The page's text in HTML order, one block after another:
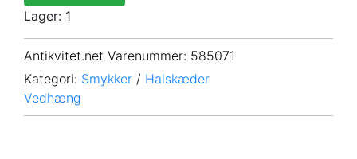
Lager: 1
Antikvitet.net Varenummer: 585071
Kategori: Smykker / Halskæder
Vedhæng